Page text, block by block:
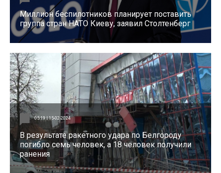
Миллион беспилотников планирует поставить
группа стран НАТО Киеву, заявил Столтенберг
05:19 | 15-02-2024
В результате ракетного удара по Белгороду
погибло семь человек, а 18 человек получили
ранения